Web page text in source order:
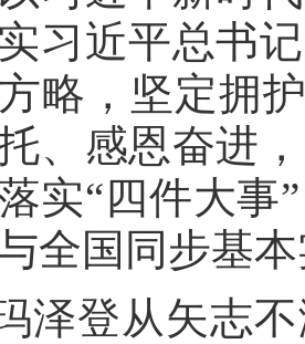
习近平总书
略，坚定拥
、感恩奋进
实“四件大事
全国同步基
泽登从矢志